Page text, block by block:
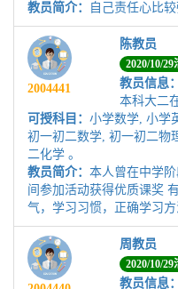
教员简介：
自己责任心比
2004441
陈教员
2020/10/29
教员信息：
本科大二
可授科目： 小学数学, 小学
初一初二数学, 初一初二物
二化学 。
教员简介： 本人曾在中学
间参加活动获得优质课奖
气，学习习惯，正确学习方
周教员
2020/10/29
教员信息：